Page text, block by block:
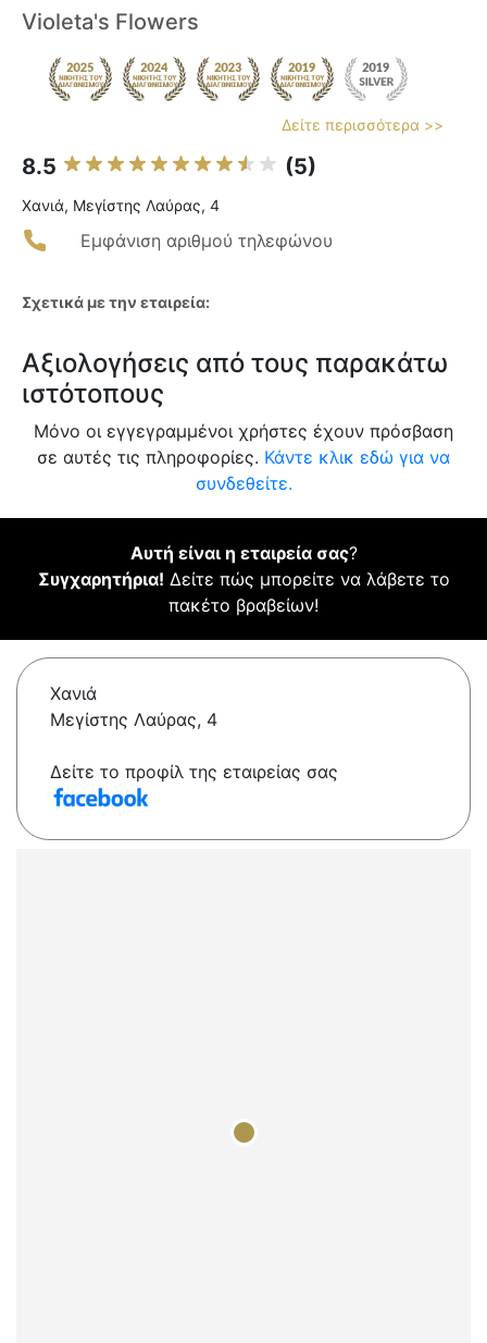
Violeta's Flowers
Δείτε περισσότερα >>
8.5 (5)
Χανιά, Μεγίστης Λαύρας, 4
Εμφάνιση αριθμού τηλεφώνου
Σχετικά με την εταιρεία:
Αξιολογήσεις από τους παρακάτω
ιστότοπους
Μόνο οι εγγεγραμμένοι χρήστες έχουν πρόσβαση
σε αυτές τις πληροφορίες. Κάντε κλικ εδώ για να
συνδεθείτε.
Αυτή είναι η εταιρεία σας?
Συγχαρητήρια! Δείτε πώς μπορείτε να λάβετε το
πακέτο βραβείων!
Χανιά
Μεγίστης Λαύρας, 4
Δείτε το προφίλ της εταιρείας σας